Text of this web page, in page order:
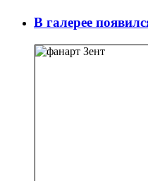
В галерее